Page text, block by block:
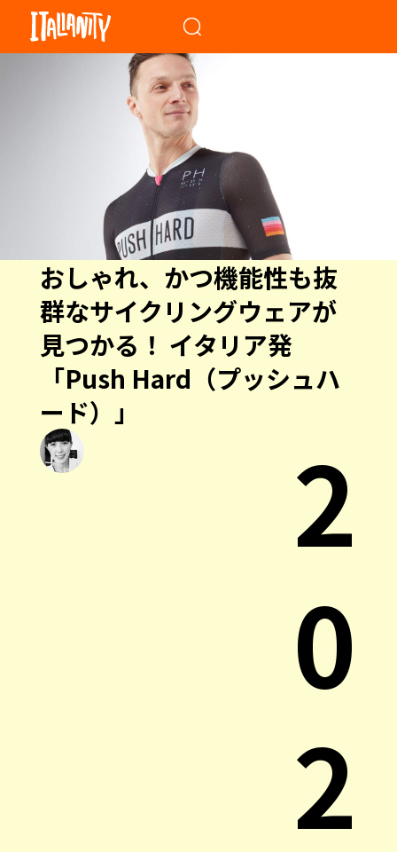
おしゃれ、かつ機能性も抜
群なサイクリングウェアが
見つかる！ イタリア発
「Push Hard（プッシュハ
ード）」
2
0
2